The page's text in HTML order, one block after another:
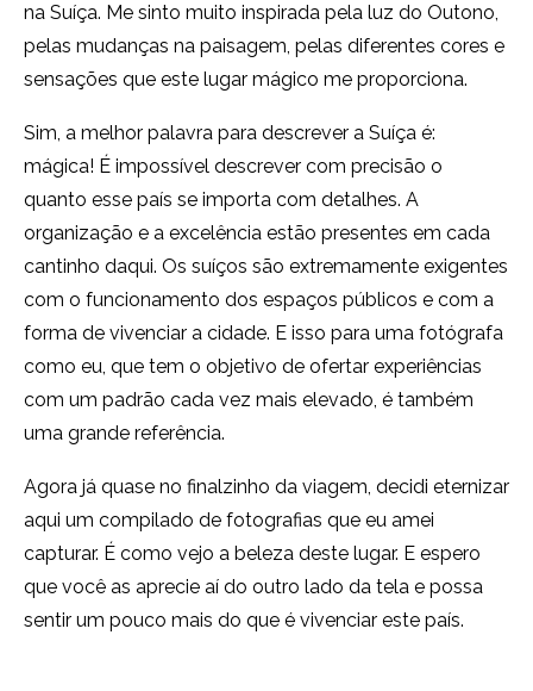
na Suíça. Me sinto muito inspirada pela luz do Outono,
pelas mudanças na paisagem, pelas diferentes cores e
sensações que este lugar mágico me proporciona.
Sim, a melhor palavra para descrever a Suíça é:
mágica! É impossível descrever com precisão o
quanto esse país se importa com detalhes. A
organização e a excelência estão presentes em cada
cantinho daqui. Os suíços são extremamente exigentes
com o funcionamento dos espaços públicos e com a
forma de vivenciar a cidade. E isso para uma fotógrafa
como eu, que tem o objetivo de ofertar experiências
com um padrão cada vez mais elevado, é também
uma grande referência.
Agora já quase no finalzinho da viagem, decidi eternizar
aqui um compilado de fotografias que eu amei
capturar. É como vejo a beleza deste lugar. E espero
que você as aprecie aí do outro lado da tela e possa
sentir um pouco mais do que é vivenciar este país.